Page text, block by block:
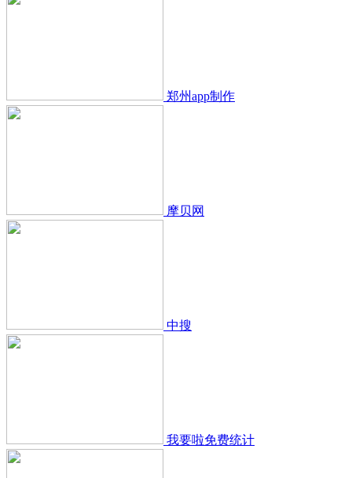
郑州app制作
摩贝网
中搜
我要啦免费统计